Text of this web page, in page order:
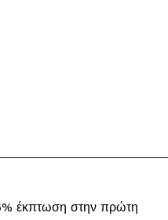
έκπτωση στην πρώτη